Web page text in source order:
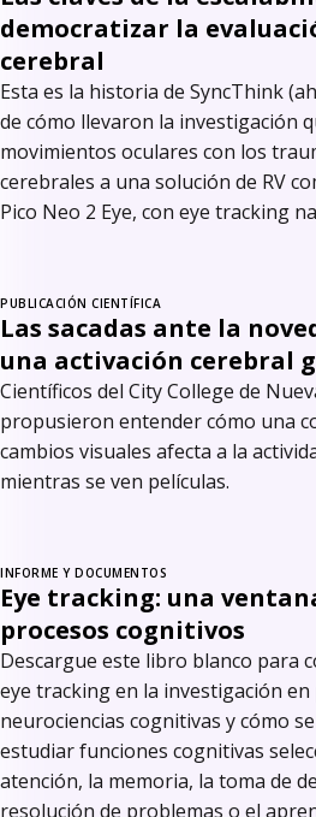
democratizar la
cerebral
Esta es la historia de SyncThink
de cómo llevaron la investigación
movimientos oculares con los
cerebrales a una solución de RV
Pico Neo 2 Eye, con eye tracking
PUBLICACIÓN CIENTÍFICA
Las sacadas ante la
una activación cerebral
Científicos del City College de
propusieron entender cómo una
cambios visuales afecta a la
mientras se ven películas.
INFORME Y DOCUMENTOS
Eye tracking: una
procesos cognitivos
Descargue este libro blanco para
eye tracking en la investigación
neurociencias cognitivas y cómo
estudiar funciones cognitivas
atención, la memoria, la toma de
resolución de problemas o el